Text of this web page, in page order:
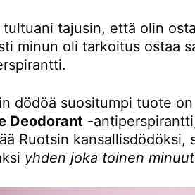
tultuani tajusin, että olin
minun oli tarkoitus ostaa
dödöä suositumpi tuote
Deodorant -
Ruotsin kansallisdödöksi,
yhden joka toinen